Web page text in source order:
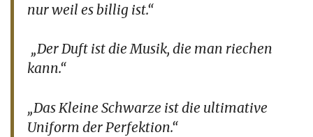
nur weil es billig ist.“
„Der Duft ist die Musik, die man riechen
kann.“
„Das Kleine Schwarze ist die ultimative
Uniform der Perfektion.“